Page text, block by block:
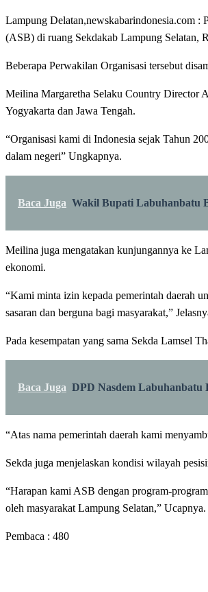
Lampung Delatan,newskabarindonesia.com :
(ASB) di ruang Sekdakab Lampung Selatan,
Beberapa Perwakilan Organisasi tersebut
Meilina Margaretha Selaku Country Director
Yogyakarta dan Jawa Tengah.
“Organisasi kami di Indonesia sejak Tahun
dalam negeri” Ungkapnya.
Baca Juga Wakil Bupati Labuhanbatu
Meilina juga mengatakan kunjungannya ke
ekonomi.
“Kami minta izin kepada pemerintah daerah
sasaran dan berguna bagi masyarakat,”
Pada kesempatan yang sama Sekda Lamsel
Baca Juga DPD Nasdem
“Atas nama pemerintah daerah kami
Sekda juga menjelaskan kondisi wilayah
“Harapan kami ASB dengan program-
oleh masyarakat Lampung Selatan,”
Pembaca : 480